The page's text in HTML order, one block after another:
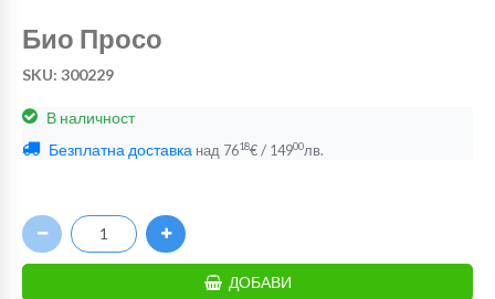
Био Просо
SKU: 300229
В наличност
Безплатна доставка над 7618€ / 14900лв.
ДОБАВИ